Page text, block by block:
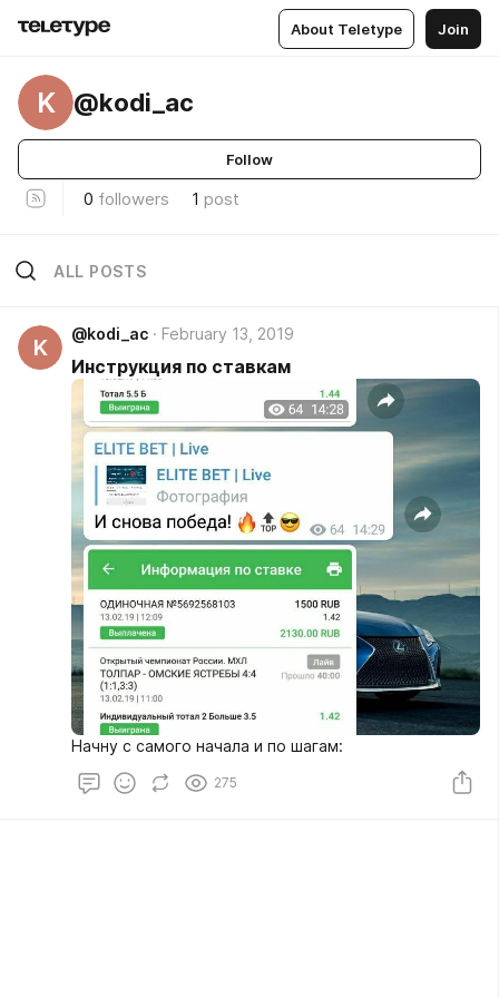
About Teletype Join
K @kodi_ac
Follow
0 followers 1 post
ALL POSTS
K
@kodi_ac February 13, 2019
Инструкция по ставкам
Начну с самого начала и по шагам:
275